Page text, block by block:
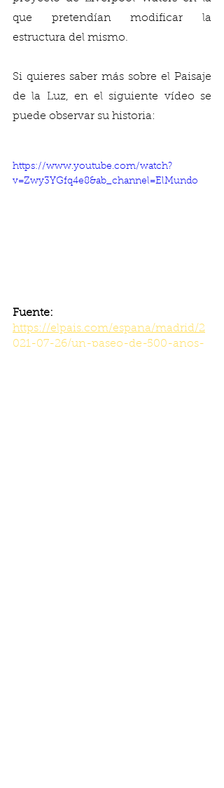
que pretendían modificar la
estructura del mismo.
Si quieres saber más sobre el Paisaje
de la Luz, en el siguiente vídeo se
puede observar su historia:
https://www.youtube.com/watch?
v=Zwy3YGfq4e8&ab_channel=ElMundo
Fuente:
https://elpais.com/espana/madrid/2
021-07-26/un-paseo-de-500-anos-